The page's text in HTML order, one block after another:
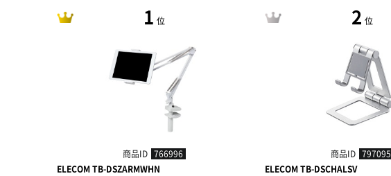
1 位
商品ID 766996
ELECOM TB-DSZARMWHN
2 位
商品ID 797095
ELECOM TB-DSCHALSV